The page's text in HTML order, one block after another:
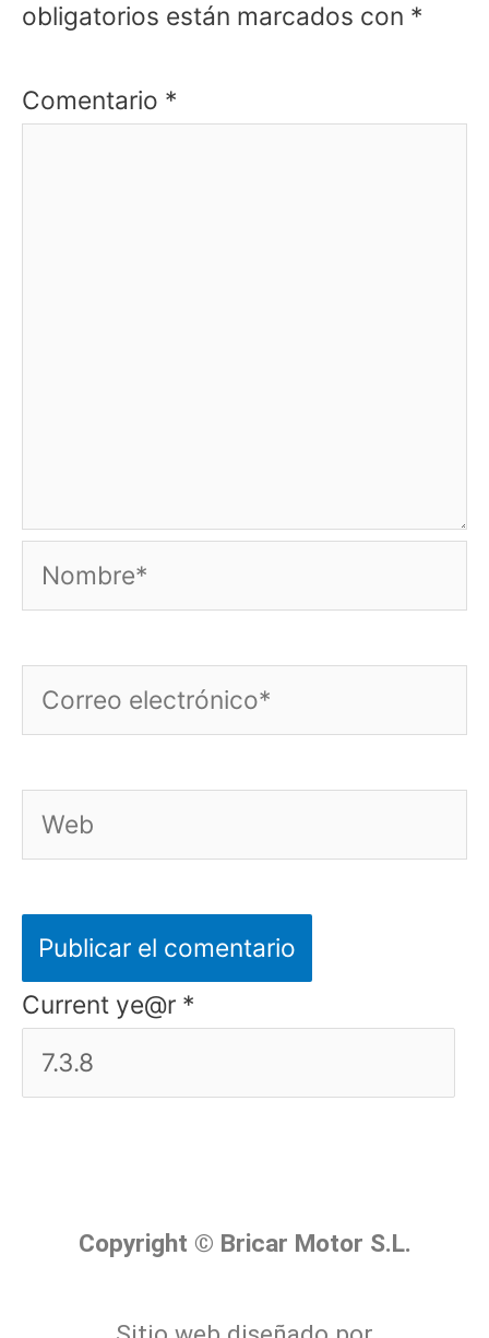
obligatorios están marcados con *
Comentario *
Nombre*
Correo
electrónico*
Web
Current ye@r *
Copyright © Bricar Motor S.L.